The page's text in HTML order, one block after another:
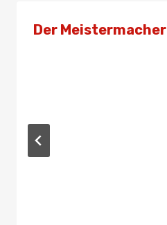
Der Meistermacher